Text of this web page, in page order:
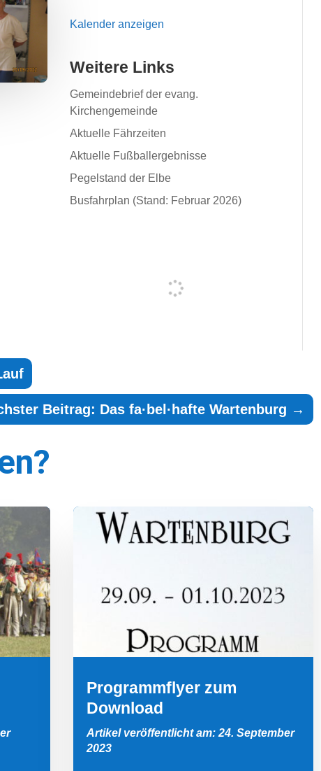
Kalender anzeigen
Weitere Links
Gemeindebrief der evang.
Kirchengemeinde
Aktuelle Fährzeiten
Aktuelle Fußballergebnisse
Pegelstand der Elbe
Busfahrplan (Stand: Februar 2026)
Beitrag: Das fa·bel·hafte Wartenburg →
Programmflyer zum
Download
Artikel veröffentlicht am: 24. September
2023